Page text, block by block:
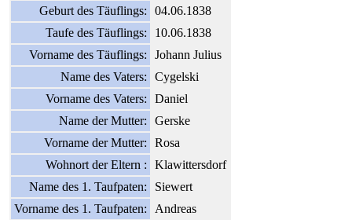
Geburt des Täuflings:
04.06.1838
Taufe des Täuflings:
10.06.1838
Vorname des Täuflings:
Johann Julius
Name des Vaters:
Cygelski
Vorname des Vaters:
Daniel
Name der Mutter:
Gerske
Vorname der Mutter:
Rosa
Wohnort der Eltern :
Klawittersdorf
Name des 1. Taufpaten:
Siewert
Vorname des 1. Taufpaten:
Andreas